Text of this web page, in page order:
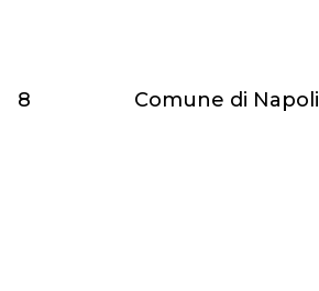
8 Comune di Napoli